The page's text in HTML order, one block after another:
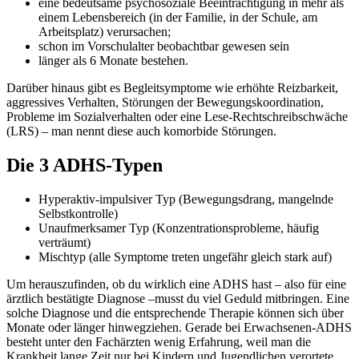
eine bedeutsame psychosoziale Beeinträchtigung in mehr als
einem Lebensbereich (in der Familie, in der Schule, am
Arbeitsplatz) verursachen;
schon im Vorschulalter beobachtbar gewesen sein
länger als 6 Monate bestehen.
Darüber hinaus gibt es Begleitsymptome wie erhöhte Reizbarkeit,
aggressives Verhalten, Störungen der Bewegungskoordination,
Probleme im Sozialverhalten oder eine Lese-Rechtschreibschwäche
(LRS) – man nennt diese auch komorbide Störungen.
Die 3 ADHS-Typen
Hyperaktiv-impulsiver Typ (Bewegungsdrang, mangelnde
Selbstkontrolle)
Unaufmerksamer Typ (Konzentrationsprobleme, häufig
verträumt)
Mischtyp (alle Symptome treten ungefähr gleich stark auf)
Um herauszufinden, ob du wirklich eine ADHS hast – also für eine
ärztlich bestätigte Diagnose –musst du viel Geduld mitbringen. Eine
solche Diagnose und die entsprechende Therapie können sich über
Monate oder länger hinwegziehen. Gerade bei Erwachsenen-ADHS
besteht unter den Fachärzten wenig Erfahrung, weil man die
Krankheit lange Zeit nur bei Kindern und Jugendlichen verortete.